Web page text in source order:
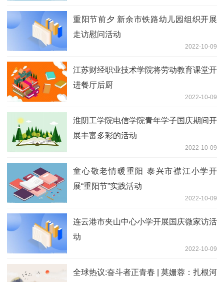
重阳节前夕 新余市铁路幼儿园组织开展
走访慰问活动
2022-10-09
江苏财经职业技术学院将劳动教育课堂开
进餐厅后厨
2022-10-09
淮阴工学院电信学院青年学子国庆期间开
展丰富多彩的活动
2022-10-09
童心敬老情暖重阳 泰兴市襟江小学开
展“重阳节”实践活动
2022-10-09
连云港市夹山中心小学开展国庆微家访活
动
2022-10-09
全球热议:奋斗者正青春 | 莫姗蓉：扎根河